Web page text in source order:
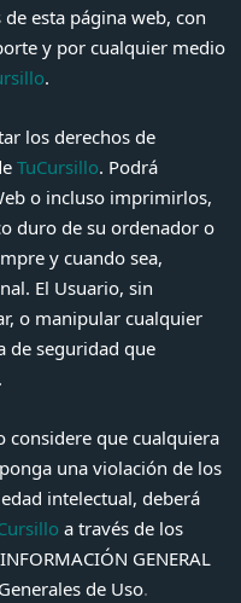
esta página web, con
y por cualquier medio
.
los derechos de
TuCursillo. Podrá
o incluso imprimirlos,
duro de su ordenador o
y cuando sea,
El Usuario, sin
o manipular cualquier
de seguridad que
considere que cualquiera
una violación de los
intelectual, deberá
a través de los
GENERAL
de Uso.